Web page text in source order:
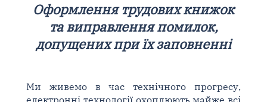
Оформлення трудових книжок
та виправлення помилок,
допущених при їх заповненні
Ми живемо в час технічного прогресу,
електронні технології охоплюють майже всі